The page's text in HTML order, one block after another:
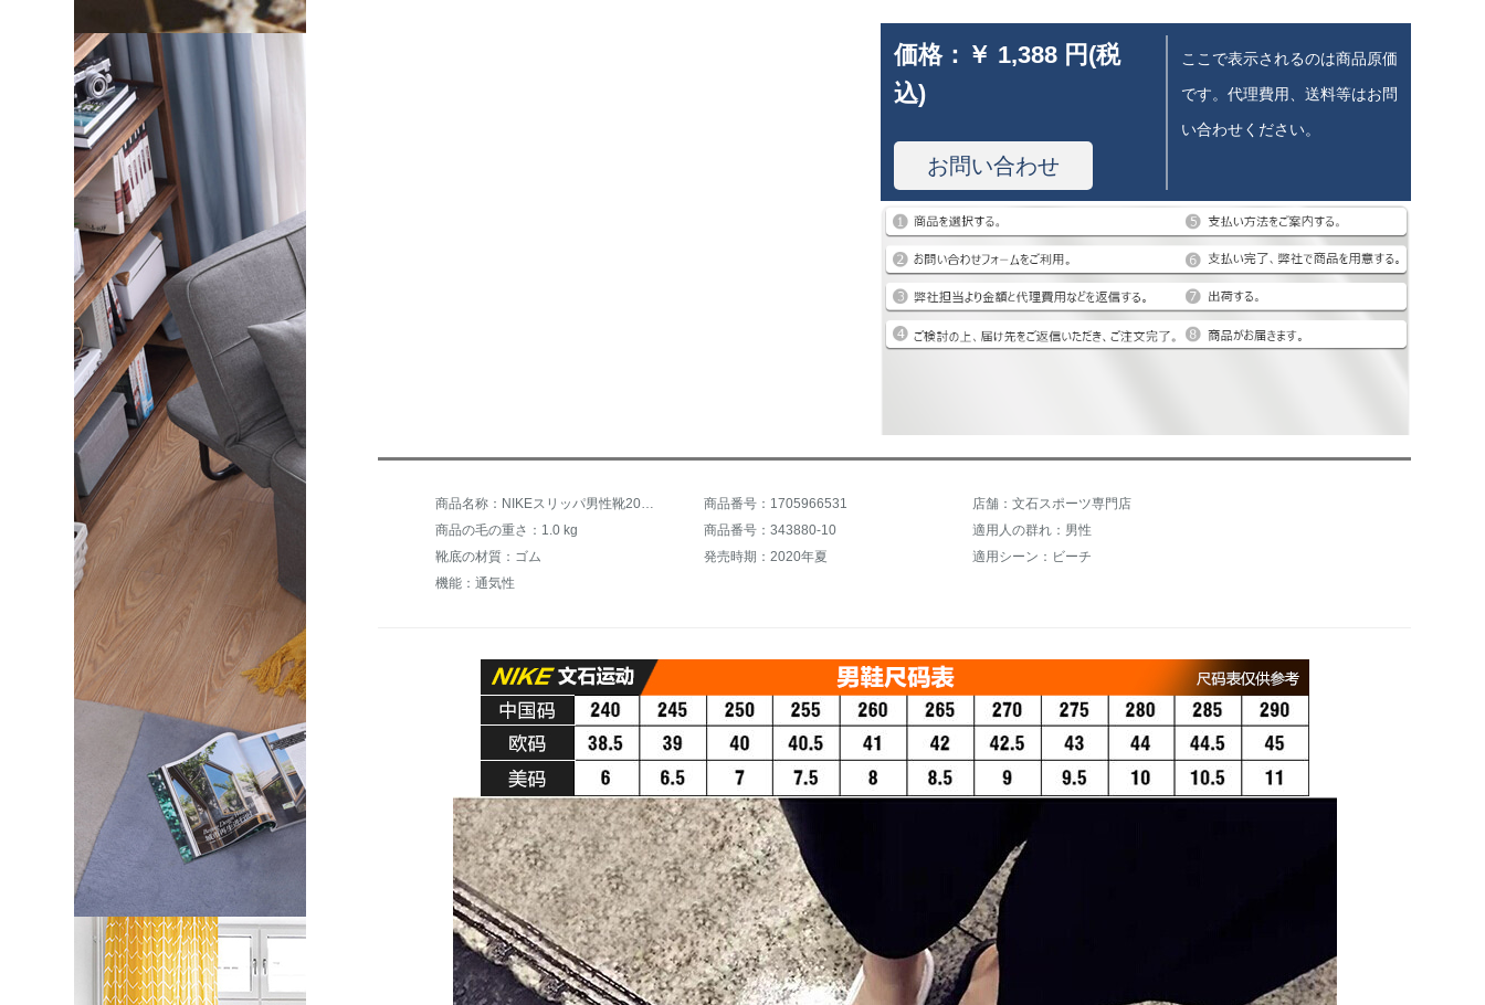
価格： ￥ 1,388 円(税
込)
お問い合わせ
ここで表示されるのは商品原価
です。代理費用、送料等はお問
い合わせください。
商品名称：NIKEスリッパ男性靴2020夏新型ビーチ靴水泳滑り止め耐摩耗性カジュアル靴運動涼一字スリッパ343880-10 343880-090黒ロゴマーク42.5 商品番号：1705966531
店舗：文石スポーツ専門店
商品の毛の重さ：1.0 kg
商品番号：343880-10
適用人の群れ：男性
靴底の材質：ゴム
発売時期：2020年夏
適用シーン：ビーチ
機能：通気性